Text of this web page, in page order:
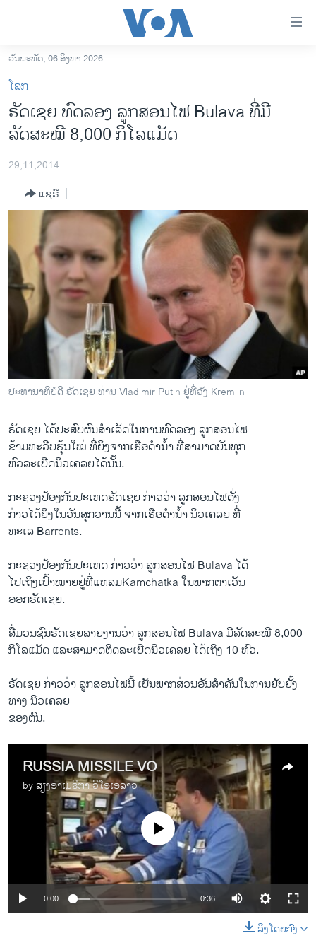
ເຂົ້າ
ຫາ
ຂ້າມ
ຂ້າມ
ຂ້າມ
ຫາ
ລາວ
ອາເມຣິກາ
ຂ່າວ​ຈີນ
ໂລກ
ເອເຊຍ
ອິດສະຫຼະພາບດ້ານການຂ່າວ
ຊີວິດຊາວລາວ
ຊຸມຊົນຊາວລາວ
ວິທະຍາສາດ-ເທັກໂນໂລຈີ
ພາສາອັງກິດ
ສຽງ
ລາຍການກະຈາຍສຽງ
ຕິດຕາມພວກເຮົາ ທີ່
ພາສາຕ່າງໆ
ວັນພະຫັດ, 06 ສິງຫາ 2026
ໂລກ
ຣັດເຊຍ ທົດລອງ ລູກສອນໄຟ Bulava ທີ່ມີ
ລັດສະໝີ 8,000 ກິໂລແມັດ
29,11,2014
ແຊຣ໌
ປະທານາທິບໍດີ ຣັດເຊຍ ທ່ານ Vladimir Putin ຢູ່ທີ່ວັງ Kremlin
ຣັດ​ເຊຍ ​ໄດ້​ປະສົບ​ຜົນສຳ​ເລັດໃນ​ການທົດ​ລອງ ລູກສອນໄຟ
ຂ້າມທະວີບຮຸ້ນໃໝ່ ທີ່ຍິງຈາກ​ເຮືອ​ດຳນໍ້າ ທີ່ສາມາດບັນທຸກ
​ຫົວ​ລະເບີດນິວເຄລຍໄດ້ນັ້ນ.
ກະຊວງ​ປ້ອງກັນ​ປະ​ເທດ​ຣັດເຊຍ ກ່າວ​ວ່າ ລູກ​ສອນ​ໄຟ​ດັ່ງ
ກ່າວໄດ້​ຍິງ​ໃນ​ວັນ​ສຸກ​ວານ​ນີ້ ຈາກ​ເຮືອ​ດຳ​ນໍ້າ ນິວ​ເຄລຍ ​ທີ່
ທະ​ເລ Barrents.
ກະຊວງປ້ອງກັນປະ​ເທດ ​ກ່າວ​ວ່າ ລູກ​ສອນ​ໄຟ Bulava ​ໄດ້​
ໄປ​ເຖິງ​ເປົ້າ​ໝາຍ​ຢູ່ທີ່​ແຫລ​ມKamchatka ​ໃນພາກ​ຕາ​ເວັນ
​ອອກ​ຣັດ​ເຊຍ.
ສື່ມວນຊົນຣັດ​ເຊຍ​ລາຍງານ​ວ່າ ລູກ​ສອນ​ໄຟ Bulava ມີລັດສະໝີ 8,000
ກິ​ໂລ​ແມັດ ແລະ​ສາມາດຕິດລະເບີດນິວເຄລຍ ໄດ້ເຖິງ 10 ຫົວ.
ຣັດ​ເຊຍ ​ກ່າວວ່າ ລູກ​ສອນ​ໄຟ​ນີ້ ​ເປັນ​ພາກ​ສ່ວນ​ອັນສຳ​ຄັນ​ໃນ​ການ​ຢັບຢັ້ງ
ທາງ ນິວເຄລຍ
ຂອງຕົນ.
RUSSIA MISSILE VO
by ສຽງອາເມຣິກາ ວີໂອເອລາວ
No media source currently available
0:00 0:36
ລິງໂດຍກົງ